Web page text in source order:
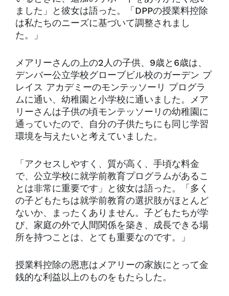
ました」と彼女は語った。「DPPの授業料控除
は私たちのニーズに基づいて調整されまし
た。」
メアリーさんの上の2人の子供、9歳と6歳は、
デンバー公立学校グローブビル校のガーデン プ
レイス アカデミーのモンテッソーリ プログラ
ムに通い、幼稚園と小学校に通いました。メア
リーさんは子供の頃モンテッソーリの幼稚園に
通っていたので、自分の子供たちにも同じ学習
環境を与えたいと考えていました。
「アクセスしやすく、質が高く、手頃な料金
で、公立学校に就学前教育プログラムがあるこ
とは非常に重要です」と彼女は語った。「多く
の子どもたちは就学前教育の選択肢がほとんど
ないか、まったくありません。子どもたちが学
び、家庭の外で人間関係を築き、成長できる場
所を持つことは、とても重要なのです。」
授業料控除の恩恵はメアリーの家族にとって金
銭的な利益以上のものをもたらした。